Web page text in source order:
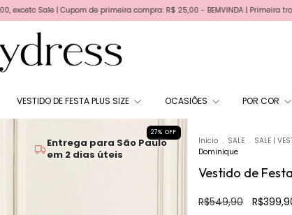
de primeira compra: R$ 25,00 - BEMVINDA | Primeira troca gratis |
VESTIDO DE FESTA PLUS SIZE OCASIÕES POR COR
27% OFF
Entrega para São Paulo
em 2 dias úteis
Início . SALE . SALE |
Dominique
Vestido de
R$549,90